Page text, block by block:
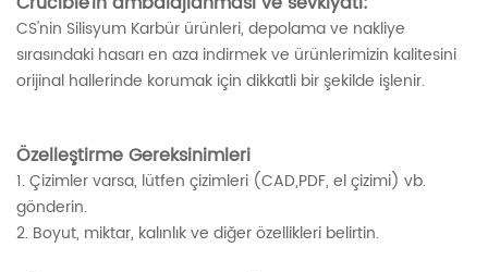
CS'nin Silisyum Karbür ürünleri, depolama ve nakliye
sırasındaki hasarı en aza indirmek ve ürünlerimizin kalitesini
orijinal hallerinde korumak için dikkatli bir şekilde işlenir.
Özelleştirme Gereksinimleri
1. Çizimler varsa, lütfen çizimleri (CAD,PDF, el çizimi) vb.
gönderin.
2. Boyut, miktar, kalınlık ve diğer özellikleri belirtin.